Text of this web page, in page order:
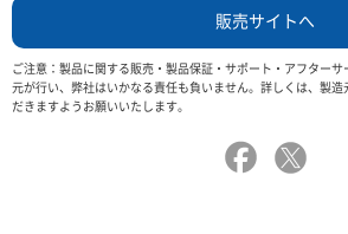
販売サイトへ
ご注意：製品に関する販売・製品保証・サポート・アフター
元が行い、弊社はいかなる責任も負いません。詳しくは、製
だきますようお願いいたします。